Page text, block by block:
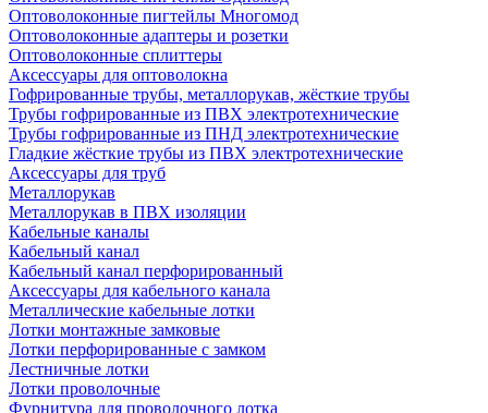
Оптоволоконные пигтейлы Многомод
Оптоволоконные адаптеры и розетки
Оптоволоконные сплиттеры
Аксессуары для оптоволокна
Гофрированные трубы, металлорукав, жёсткие трубы
Трубы гофрированные из ПВХ электротехнические
Трубы гофрированные из ПНД электротехнические
Гладкие жёсткие трубы из ПВХ электротехнические
Аксессуары для труб
Металлорукав
Металлорукав в ПВХ изоляции
Кабельные каналы
Кабельный канал
Кабельный канал перфорированный
Аксессуары для кабельного канала
Металлические кабельные лотки
Лотки монтажные замковые
Лотки перфорированные с замком
Лестничные лотки
Лотки проволочные
Фурнитура для проволочного лотка